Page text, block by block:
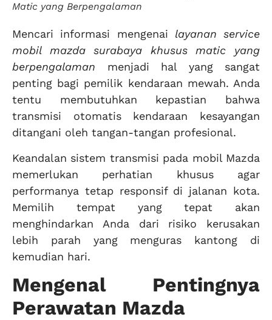
Matic yang Berpengalaman
Mencari informasi mengenai layanan service
mobil mazda surabaya khusus matic yang
berpengalaman menjadi hal yang sangat
penting bagi pemilik kendaraan mewah. Anda
tentu membutuhkan kepastian bahwa
transmisi otomatis kendaraan kesayangan
ditangani oleh tangan-tangan profesional.
Keandalan sistem transmisi pada mobil Mazda
memerlukan perhatian khusus agar
performanya tetap responsif di jalanan kota.
Memilih tempat yang tepat akan
menghindarkan Anda dari risiko kerusakan
lebih parah yang menguras kantong di
kemudian hari.
Mengenal Pentingnya
Perawatan Mazda